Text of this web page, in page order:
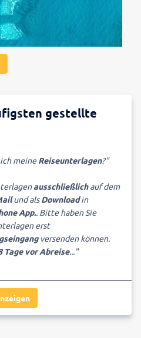
gestellte
meineReiseunterlagen?"
ausschließlichauf dem
und alsDownloadin
App.. Bitte haben Sie
erst
versenden können.
Tage vor Abreise..."